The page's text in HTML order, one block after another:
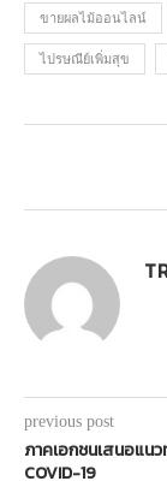
ขายผลไม้ออนไลน์
ไปรษณีย์เพิ่มสุข
previous post
ภาคเอกชนเสนอแน
COVID-19